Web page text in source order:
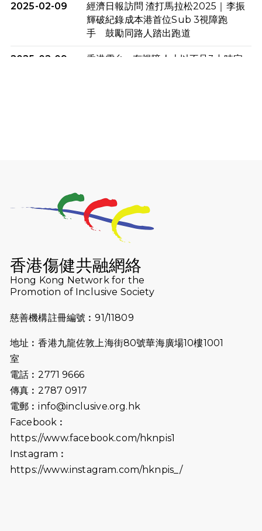
2025-02-09
經濟日報訪問 渣打馬拉松2025｜李振
輝破紀錄成本港首位Sub 3視障跑
手 鼓勵同路人踏出跑道
2025-02-09
香港電台 - 有視障人士以不足3小時完
成就毅行壯舉
尋找跑會的故事 #23 | 猛龍長跑會 -
Why Not Run
2024-11-07
樂施毅行者｜毅行40「堅」並肩下周
五開鑼 逾4千健兒蓄勢待發
跑友黃志輝(Jeff)和鄭子健(Jason)
2024-10-22
#WhyNotRun 試跑員一號的領跑體
2024-10-01
港鐵「Chill Fun鐵路樂園」近8萬人
參加 邀視障、聽障人士入場促社會共
2024-08-11
Justice Bernstein’s interview with
released last Sunday (11th Aug
香港傷健共融網絡
Hong Kong Network for the
Promotion of Inclusive Society
慈善機構註冊編號︰91/11809
地址︰香港九龍佐敦上海街80號華海廣場10樓1001
室
電話︰2771 9666
傳真︰2787 0917
電郵︰info@inclusive.org.hk
Facebook︰
https://www.facebook.com/hknpis1
Instagram︰
https://www.instagram.com/hknpis_/